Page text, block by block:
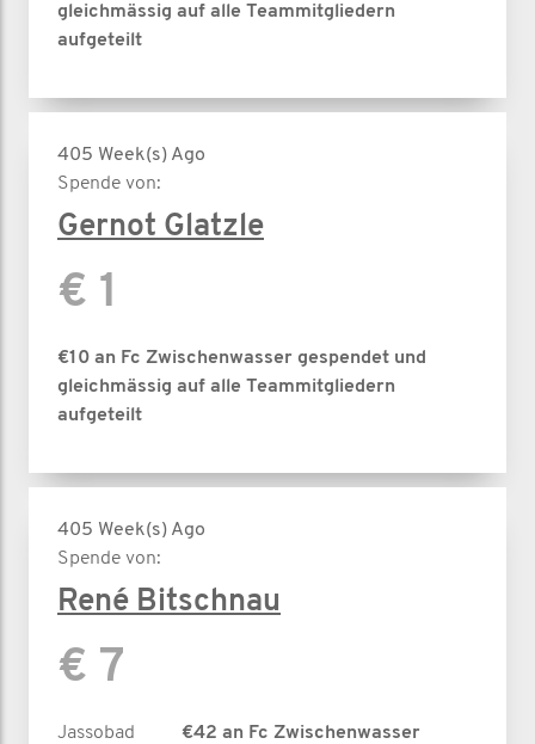
gleichmässig auf alle Teammitgliedern
aufgeteilt
405 Week(s) Ago
Spende von:
Gernot Glatzle
€ 1
€10 an Fc Zwischenwasser gespendet und
gleichmässig auf alle Teammitgliedern
aufgeteilt
405 Week(s) Ago
Spende von:
René Bitschnau
€ 7
Jassobad
€42 an Fc Zwischenwasser